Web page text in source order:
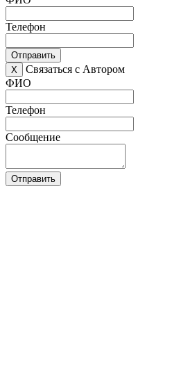
Телефон
Отправить
X
Связаться с Автором
ФИО
Телефон
Сообщение
Отправить